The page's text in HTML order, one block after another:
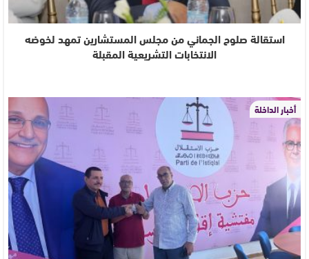
استقالة صلوح الجماني من مجلس المستشارين تمهد لخوضه
الانتخابات التشريعية المقبلة
أخبار الداخلة